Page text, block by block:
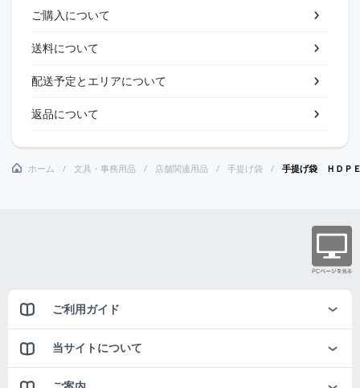
ご購入について
送料について
配送予定とエリアについて
返品について
ホーム 文具・事務用品 店舗関連用品 手提げ袋 手提げ袋 ＨＤＰ
ご利用ガイド
当サイトについて